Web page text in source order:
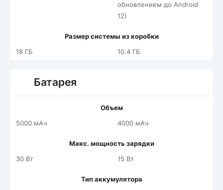
обновлением до Android
12)
Размер системы из коробки
18 ГБ
10.4 ГБ
Батарея
Объем
5000 мАч
4000 мАч
Макс. мощность зарядки
30 Вт
15 Вт
Тип аккумулятора